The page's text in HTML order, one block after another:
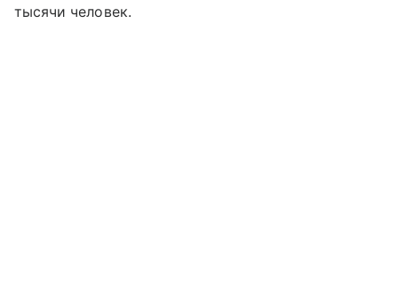
тысячи человек.